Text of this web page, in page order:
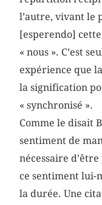
l’autre, vivant le
[esperendo]
« nous ». C’est
expérience que
la signification
« synchronisé ».
Comme le disait
sentiment de
nécessaire
ce sentiment lui-
la durée. Une